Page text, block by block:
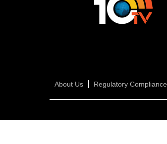
About Us Regulatory Compliance